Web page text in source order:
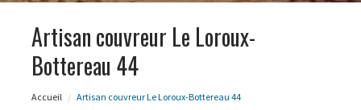
Artisan couvreur Le Loroux-
Bottereau 44
Accueil Artisan couvreur Le Loroux-Bottereau 44